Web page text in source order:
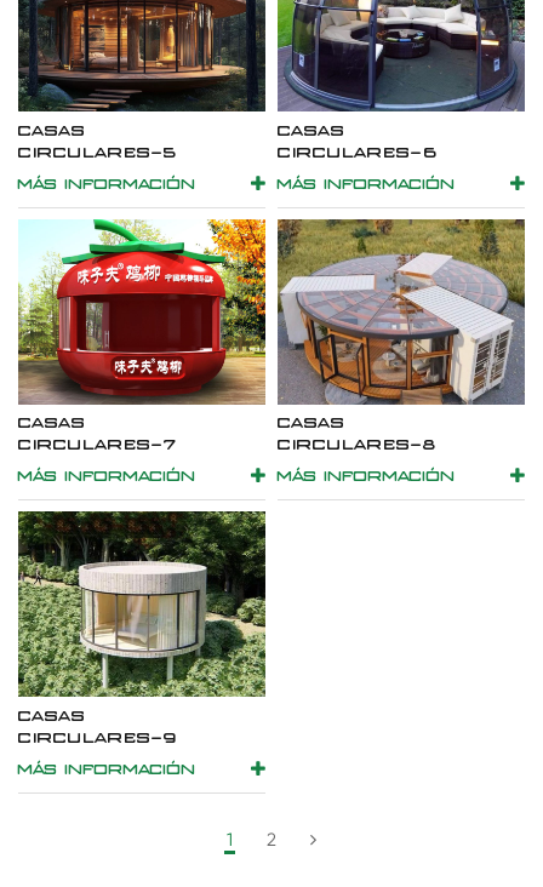
CASAS
CIRCULARES-5
MÁS INFORMACIÓN
CASAS
CIRCULARES-6
MÁS INFORMACIÓN
CASAS
CIRCULARES-7
MÁS INFORMACIÓN
CASAS
CIRCULARES-8
MÁS INFORMACIÓN
CASAS
CIRCULARES-9
MÁS INFORMACIÓN
1 2